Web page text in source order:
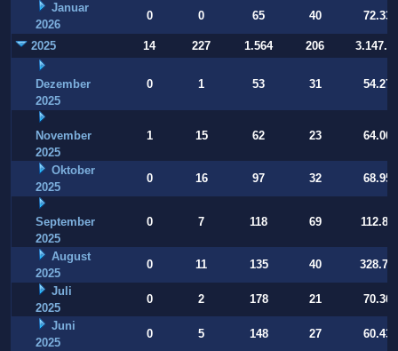
Januar
2026
0 0 65 40 72.332
2025 14 227 1.564 206
Dezember
2025
0 1 53 31 54.274
November
2025
1 15 62 23 64.001
Oktober
2025
0 16 97 32 68.956
September
2025
0 7 118 69
August
2025
0 11 135 40
Juli
2025
0 2 178 21
70.360
Juni
2025
0 5 148 27 60.439